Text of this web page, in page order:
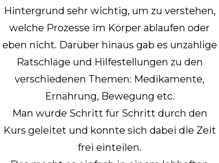
Hintergrund sehr wichtig, um zu verstehen,
welche Prozesse im Körper ablaufen oder
eben nicht. Darüber hinaus gab es unzählige
Ratschläge und Hilfestellungen zu den
verschiedenen Themen: Medikamente,
Ernährung, Bewegung etc.
Man wurde Schritt für Schritt durch den
Kurs geleitet und konnte sich dabei die Zeit
frei einteilen.